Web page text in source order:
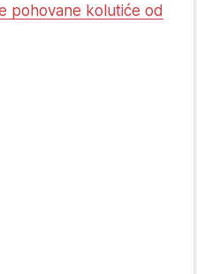
pohovane kolutiće od